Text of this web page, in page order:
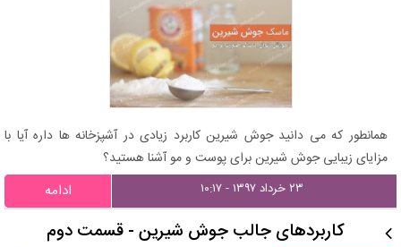
همانطور که می دانید جوش شیرین کاربرد زیادی در آشپزخانه ها داره آیا با
مزایای زیبایی جوش شیرین برای پوست و مو آشنا هستید؟
۲۳ خرداد ۱۳۹۷ - ۱۰:۱۷ ادامه
کاربردهای جالب جوش شیرین - قسمت دوم